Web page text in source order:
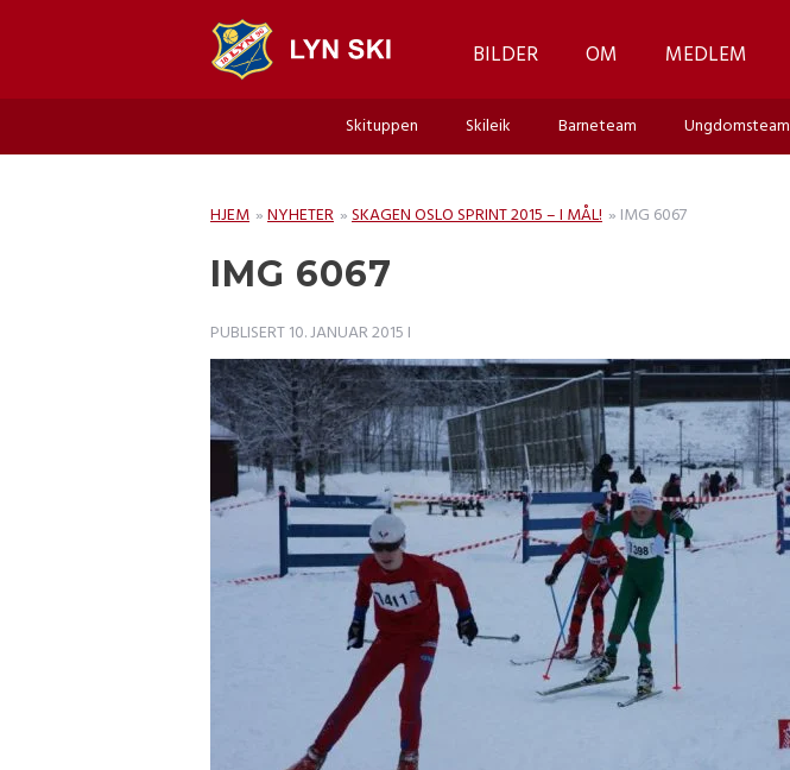
BILDER OM MEDLEM
Skituppen Skileik Barneteam Ungdomsteam
HJEM »NYHETER »SKAGEN OSLO SPRINT 2015 – I MÅL! » IMG 6067
IMG 6067
PUBLISERT10. JANUAR 2015 I